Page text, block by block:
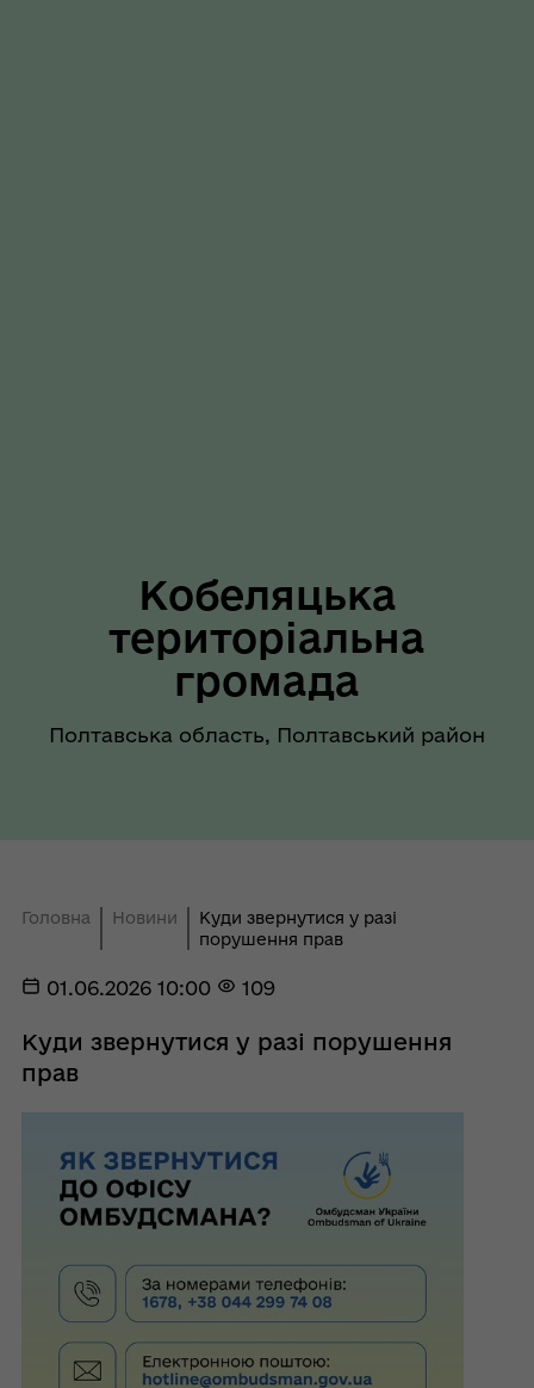
Кобеляцька
територіальна
громада
Полтавська область, Полтавський район
Головна Новини
Куди звернутися у разі
порушення прав
01.06.2026 10:00 109
Куди звернутися у разі порушення
прав